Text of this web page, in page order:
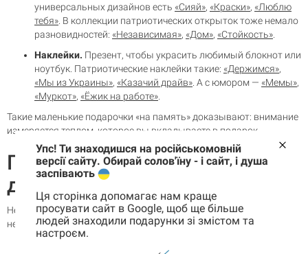
универсальных дизайнов есть «Сияй», «Краски», «Люблю
тебя» . В коллекции патриотических открыток тоже немало
разновидностей: «Независимая», «Дом», «Стойкость»
Наклейки. Презент, чтобы украсить любимый блокнот или
ноутбук. Патриотические наклейки такие: «Держимся»,
«Мы из Украины», «Казачий драйв» . А с юмором — «Мемы»,
«Муркот», «Ёжик на работе»
Такие маленькие подарочки «на память» доказывают: внимание
измеряется теплом, которое вы вкладываете в подарок.
Подарочные наборы и боксы
для привередливых
Не знаешь, где найти подарки для привередливых? Вот
несколько идей:
Упс! Ти знаходишся на російськомовній
версії сайту. Обирай солов'їну - і сайт, і душа
заспівають
Ця сторінка допомагає нам краще
просувати сайт в Google, щоб ще більше
людей знаходили подарунки зі змістом та
настроєм.
Корзина 0 товары